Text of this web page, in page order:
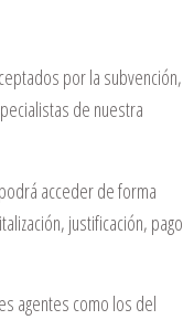
por la subvención,
de nuestra
acceder de forma
justificación, pago
agentes como los del